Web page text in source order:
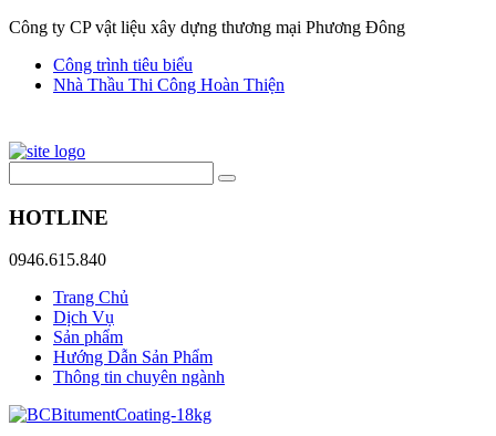
Công ty CP vật liệu xây dựng thương mại Phương Đông
Công trình tiêu biểu
Nhà Thầu Thi Công Hoàn Thiện
HOTLINE
0946.615.840
Trang Chủ
Dịch Vụ
Sản phẩm
Hướng Dẫn Sản Phẩm
Thông tin chuyên ngành